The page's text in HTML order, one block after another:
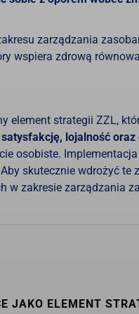
zarządzania
wspiera zdrową
element strategii ZZL,
lojalność
osobiste.
skutecznie wdrożyć
w zakresie zarządzania
JAKO ELEMENT